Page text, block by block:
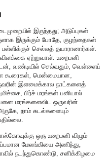
இருந்தது; அடுப்புகள்
இருக்கும் போதே, குழந்தைகள்
செல்லத் தயாரானார்கள்.
விளக்கை ஏற்றுவாள். உறைபனி
வண்டியில் செல்வதும், வெள்ளைப்
கூரைகள், மென்மையான,
இளமைக்கால நாட்களைத்
பிர்ச் மரங்கள் பனியால்
பனை மரங்களைவிட ஒருவரின்
நாம் கடல்களையும்
ஒரு உறைபனி விழும்
மேலங்கியை அணிந்து,
நடந்துகொண்டு, சனிக்கிழமை